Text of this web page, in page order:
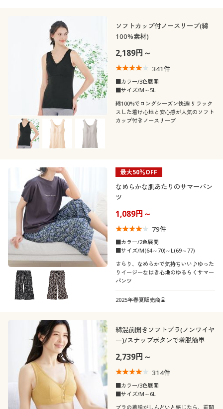
ファー・エコファー
ソフトカップ付ノースリーブ(綿
100%素材)
2,189円～
341件
■カラー/3色展開
■サイズ/M～5L
綿100%でロングシーズン快適!リラック
スした着け心地と安心感が人気のソフト
カップ付きノースリーブ
最大50％OFF
なめらかな肌あたりのサマーパン
ツ
1,089円～
79件
■カラー/2色展開
■サイズ/M(64～70)～L(69～77)
さらり、なめらかで気持ちいい♪ゆった
りイージーなはき心地のゆるらくサマー
パンツ
2025年春夏販売商品
綿混前開きソフトブラ(ノンワイヤ
ー)/スナップボタンで着脱簡単
2,739円～
314件
■カラー/3色展開
■サイズ/M～6L
ブラの着脱がしんどいと感じたら、前開